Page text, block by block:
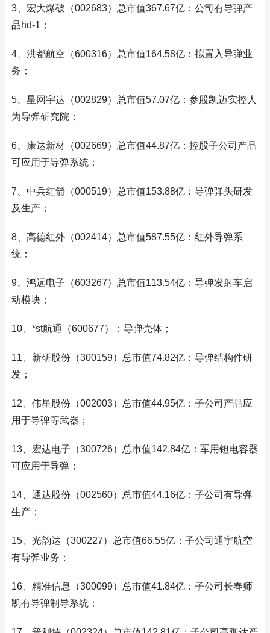
3、宏大爆破（002683）总市值367.67亿：公司有导弹产
品hd-1；
4、洪都航空（600316）总市值164.58亿：拟置入导弹业
务；
5、星网宇达（002829）总市值57.07亿：参股凯迈实控人
为导弹研究院；
6、康达新材（002669）总市值44.87亿：控股子公司产品
可应用于导弹系统；
7、中兵红箭（000519）总市值153.88亿：导弹弹头研发
及生产；
8、高德红外（002414）总市值587.55亿：红外导弹系
统；
9、鸿远电子（603267）总市值113.54亿：导弹发射车启
动模块；
10、*st航通（600677）：导弹壳体；
11、新研股份（300159）总市值74.82亿：导弹结构件研
发；
12、伟星股份（002003）总市值44.95亿：子公司产品应
用于导弹等武器；
13、宏达电子（300726）总市值142.84亿：军用钽电容器
可应用于导弹；
14、通达股份（002560）总市值44.16亿：子公司有导弹
生产；
15、光韵达（300227）总市值66.55亿：子公司通宇航空
有导弹业务；
16、精准信息（300099）总市值41.84亿：子公司长春师
凯有导弹制导系统；